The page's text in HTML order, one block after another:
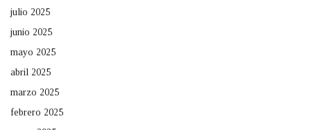
julio 2025
junio 2025
mayo 2025
abril 2025
marzo 2025
febrero 2025